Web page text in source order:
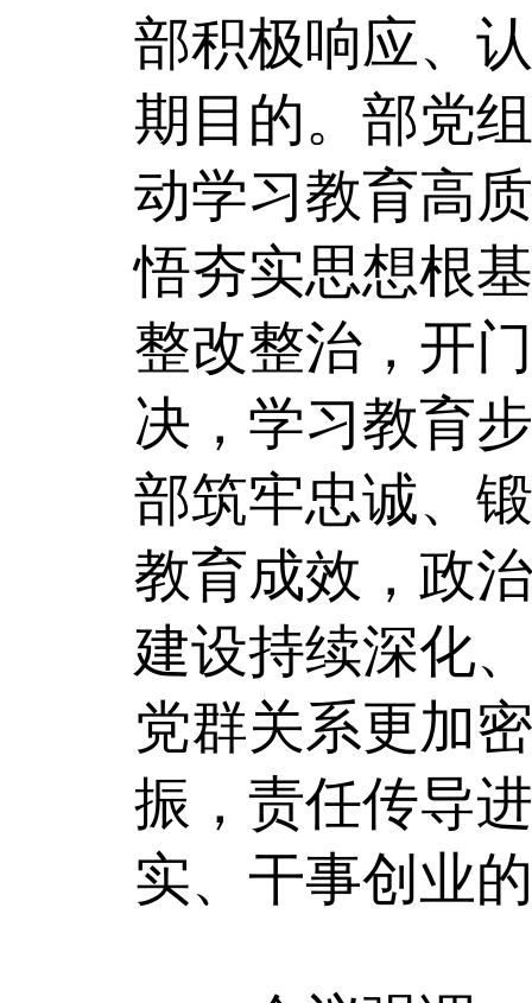
部积极响应、
期目的。部党
动学习教育高
悟夯实思想根
整改整治，开
决，学习教育
部筑牢忠诚、
教育成效，政
建设持续深化
党群关系更加
振，责任传导
实、干事创业